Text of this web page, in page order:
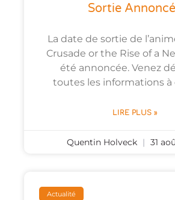
Sortie
La date de sortie de
Crusade or the Rise of a
été annoncée. Venez
toutes les informations à
LIRE PLUS »
Quentin Holveck 31
Actualité